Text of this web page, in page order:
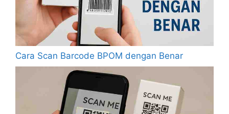
Cara Scan Barcode BPOM dengan Benar